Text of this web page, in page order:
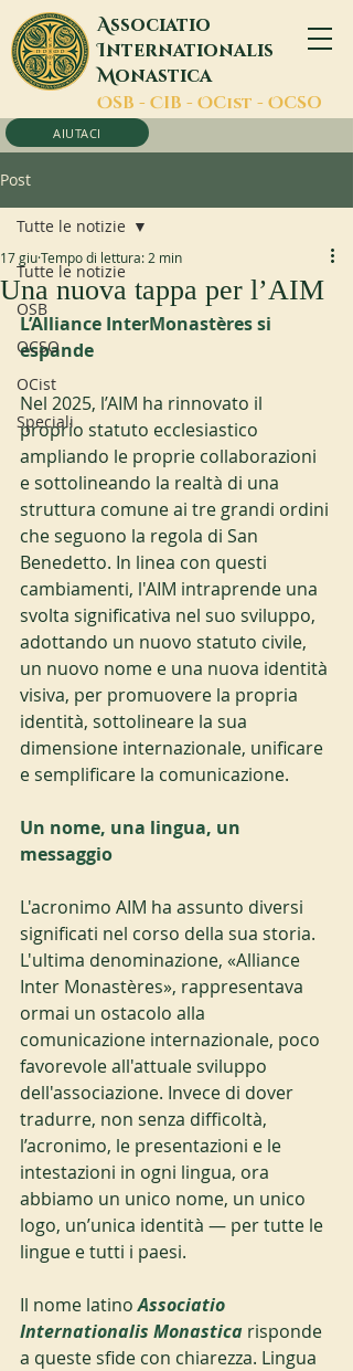
Associatio
Internationalis
Monastica
OSB - CIB - OCist - OCSO
AIUTACI
Post
Tutte le notizie
OSB
OCSO
OCist
Speciali
Tutte le notizie
Una nuova tappa per l’AIM
17 giuTempo di lettura: 2 min
L’Alliance InterMonastères si
espande
Nel 2025, l’AIM ha rinnovato il
proprio statuto ecclesiastico
ampliando le proprie collaborazioni
e sottolineando la realtà di una
struttura comune ai tre grandi ordini
che seguono la regola di San
Benedetto. In linea con questi
cambiamenti, l'AIM intraprende una
svolta significativa nel suo sviluppo,
adottando un nuovo statuto civile,
un nuovo nome e una nuova identità
visiva, per promuovere la propria
identità, sottolineare la sua
dimensione internazionale, unificare
e semplificare la comunicazione.
Un nome, una lingua, un
messaggio
L'acronimo AIM ha assunto diversi
significati nel corso della sua storia.
L'ultima denominazione, «Alliance
Inter Monastères», rappresentava
ormai un ostacolo alla
comunicazione internazionale, poco
favorevole all'attuale sviluppo
dell'associazione. Invece di dover
tradurre, non senza difficoltà,
l’acronimo, le presentazioni e le
intestazioni in ogni lingua, ora
abbiamo un unico nome, un unico
logo, un’unica identità — per tutte le
lingue e tutti i paesi.
Il nome latino Associatio
Internationalis Monastica risponde
a queste sfide con chiarezza. Lingua